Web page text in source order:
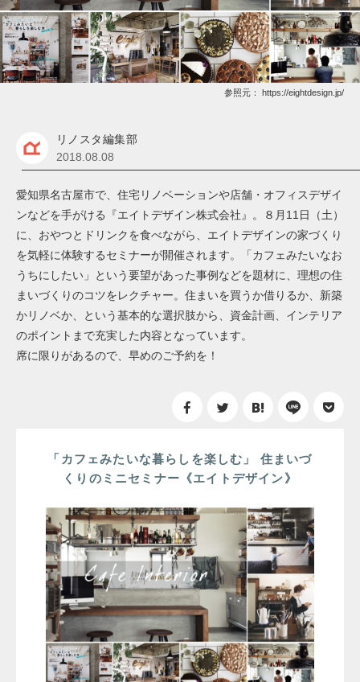
参照元： https://eightdesign.jp/
リノスタ編集部
2018.08.08
愛知県名古屋市で、住宅リノベーションや店舗・オフィスデザイ
ンなどを手がける『エイトデザイン株式会社』。８月11日（土）
に、おやつとドリンクを食べながら、エイトデザインの家づくり
を気軽に体験するセミナーが開催されます。「カフェみたいなお
うちにしたい」という要望があった事例などを題材に、理想の住
まいづくりのコツをレクチャー。住まいを買うか借りるか、新築
かリノベか、という基本的な選択肢から、資金計画、インテリア
のポイントまで充実した内容となっています。
席に限りがあるので、早めのご予約を！
「カフェみたいな暮らしを楽しむ」 住まいづ
くりのミニセミナー《エイトデザイン》